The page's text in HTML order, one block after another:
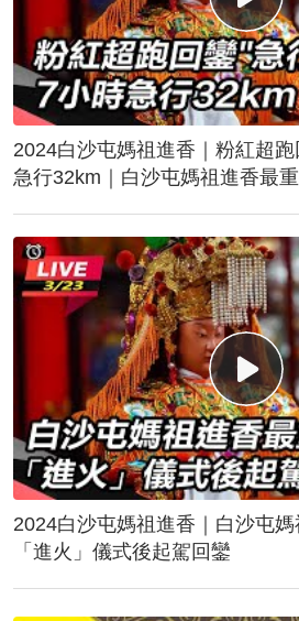
2024白沙屯媽祖進香｜粉紅超
急行32km｜白沙屯媽祖進香最
2024白沙屯媽祖進香｜白沙屯媽
「進火」儀式後起駕回鑾